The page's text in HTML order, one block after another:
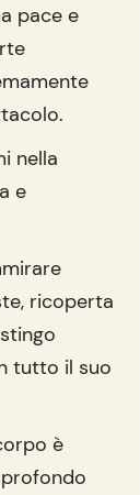
pace e
nella
e
ricoperta
tutto il suo
è